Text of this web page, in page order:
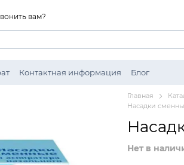
вам?
Контактная информация
Блог
Главная
Насадки
Нет в